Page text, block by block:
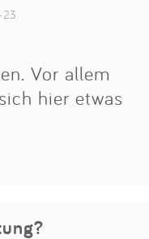
Vor allem
hier etwas